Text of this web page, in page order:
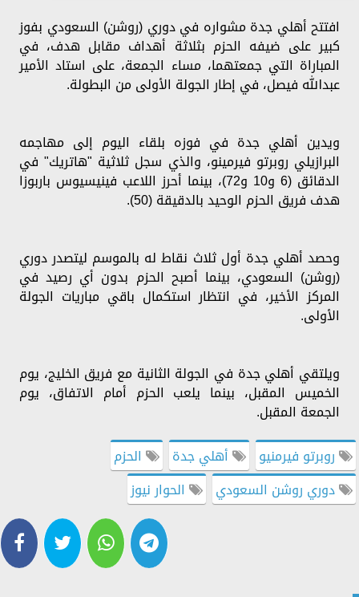
افتتح أهلي جدة مشواره في دوري (روشن) السعودي بفوز
كبير على ضيفه الحزم بثلاثة أهداف مقابل هدف، في
المباراة التي جمعتهما، مساء الجمعة، على استاد الأمير
عبدالله فيصل، في إطار الجولة الأولى من البطولة.
ويدين أهلي جدة في فوزه بلقاء اليوم إلى مهاجمه
البرازيلي روبرتو فيرمينو، والذي سجل ثلاثية "هاتريك" في
الدقائق (6 و10 و72)، بينما أحرز اللاعب فينيسيوس باربوزا
هدف فريق الحزم الوحيد بالدقيقة (50).
وحصد أهلي جدة أول ثلاث نقاط له بالموسم ليتصدر دوري
(روشن) السعودي، بينما أصبح الحزم بدون أي رصيد في
المركز الأخير، في انتظار استكمال باقي مباريات الجولة
الأولى.
ويلتقي أهلي جدة في الجولة الثانية مع فريق الخليج، يوم
الخميس المقبل، بينما يلعب الحزم أمام الاتفاق، يوم
الجمعة المقبل.
روبرتو فيرمنيو
أهلي جدة
الحزم
دوري روشن السعودي
الحوار نيوز